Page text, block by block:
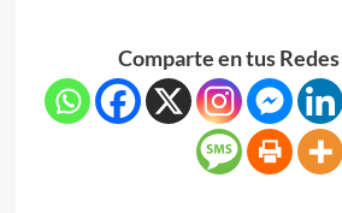
Comparte en tus